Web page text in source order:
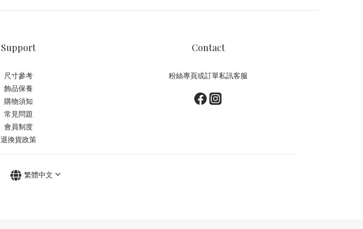
Support
尺寸參考
飾品保養
購物須知
常見問題
會員制度
退換貨政策
Contact
粉絲專頁或訂單私訊客服
繁體中文